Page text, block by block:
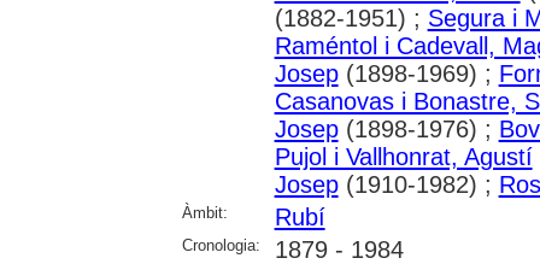
(1882-1951) ; Segura i
Raméntol i Cadevall,
Josep(1898-1969) ;
Casanovas i Bonastre,
Josep(1898-1976) ;
Pujol i Vallhonrat, Agustí
Josep(1910-1982) ;
Àmbit: Rubí
Cronologia: 1879 - 1984